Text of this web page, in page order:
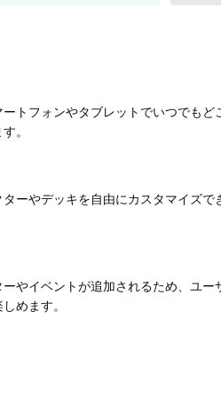
トフォンやタブレットでいつでも
。
ーやデッキを自由にカスタマイズ
やイベントが追加されるため、ユ
めます。